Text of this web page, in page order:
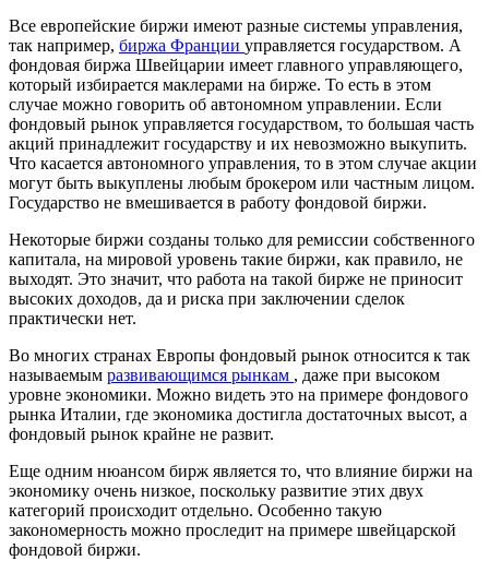
Все европейские биржи имеют разные системы управления,
так например, биржа Франции управляется государством. А
фондовая биржа Швейцарии имеет главного управляющего,
который избирается маклерами на бирже. То есть в этом
случае можно говорить об автономном управлении. Если
фондовый рынок управляется государством, то большая часть
акций принадлежит государству и их невозможно выкупить.
Что касается автономного управления, то в этом случае акции
могут быть выкуплены любым брокером или частным лицом.
Государство не вмешивается в работу фондовой биржи.
Некоторые биржи созданы только для ремиссии собственного
капитала, на мировой уровень такие биржи, как правило, не
выходят. Это значит, что работа на такой бирже не приносит
высоких доходов, да и риска при заключении сделок
практически нет.
Во многих странах Европы фондовый рынок относится к так
называемым развивающимся рынкам , даже при высоком
уровне экономики. Можно видеть это на примере фондового
рынка Италии, где экономика достигла достаточных высот, а
фондовый рынок крайне не развит.
Еще одним нюансом бирж является то, что влияние биржи на
экономику очень низкое, поскольку развитие этих двух
категорий происходит отдельно. Особенно такую
закономерность можно проследит на примере швейцарской
фондовой биржи.